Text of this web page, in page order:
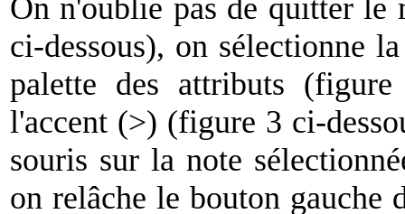
On n'oublie pas de quitter le
ci-dessous), on sélectionne
palette des attributs
l'accent (>) (figure 3 ci-
souris sur la note
on relâche le bouton gauche